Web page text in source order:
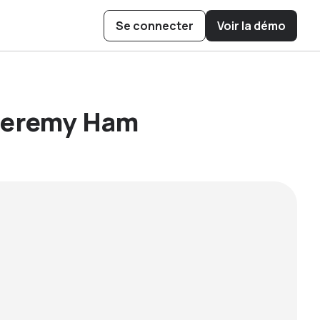
Boost Hive
Pollination
Se connecter Voir la démo
Ham